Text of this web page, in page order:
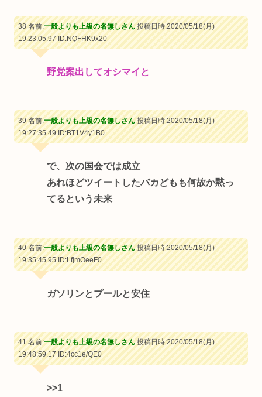
38 名前:一般よりも上級の名無しさん投稿日時:2020/05/18(月)
19:23:05.97ID:NQFHK9x20
野党案出してオシマイと
39 名前:一般よりも上級の名無しさん投稿日時:2020/05/18(月)
19:27:35.49ID:BT1V4y1B0
で、次の国会では成立
あれほどツイートしたバカどもも何故か黙っ
てるという未来
40 名前:一般よりも上級の名無しさん投稿日時:2020/05/18(月)
19:35:45.95ID:LfjmOeeF0
ガソリンとプールと安住
41 名前:一般よりも上級の名無しさん投稿日時:2020/05/18(月)
19:48:59.17ID:4cc1e/QE0
>>1